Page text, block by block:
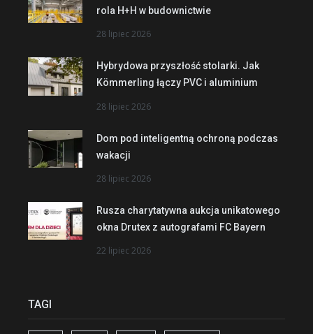
rola H+H w budownictwie
28 lipiec 2026
Hybrydowa przyszłość stolarki. Jak
Kömmerling łączy PVC i aluminium
28 lipiec 2026
Dom pod inteligentną ochroną podczas
wakacji
28 lipiec 2026
Rusza charytatywna aukcja unikatowego
okna Drutex z autografami FC Bayern
22 lipiec 2026
TAGI